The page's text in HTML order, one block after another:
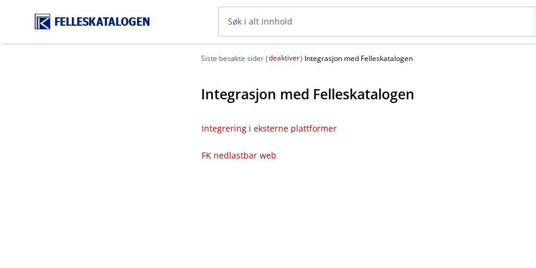
FELLESKATALOGEN
Siste besøkte sider (deaktiver) Integrasjon med Felleskatalogen
Integrasjon med Felleskatalogen
Integrering i eksterne plattformer
FK nedlastbar web